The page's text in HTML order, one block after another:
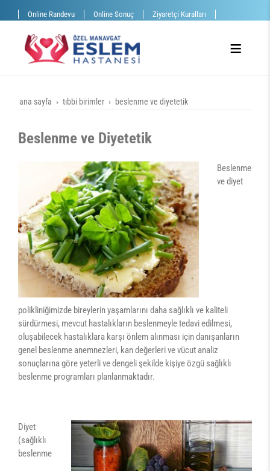
Online Randevu Online Sonuç Ziyaretçi Kuralları
ana sayfa tıbbi birimler beslenme ve diyetetik
Beslenme ve Diyetetik
Beslenme
ve diyet
polikliniğimizde bireylerin yaşamlarını daha sağlıklı ve kaliteli
sürdürmesi, mevcut hastalıkların beslenmeyle tedavi edilmesi,
oluşabilecek hastalıklara karşı önlem alınması için danışanların
genel beslenme anemnezleri, kan değerleri ve vücut analiz
sonuçlarına göre yeterli ve dengeli şekilde kişiye özgü sağlıklı
beslenme programları planlanmaktadır.
Diyet
(sağlıklı
beslenme